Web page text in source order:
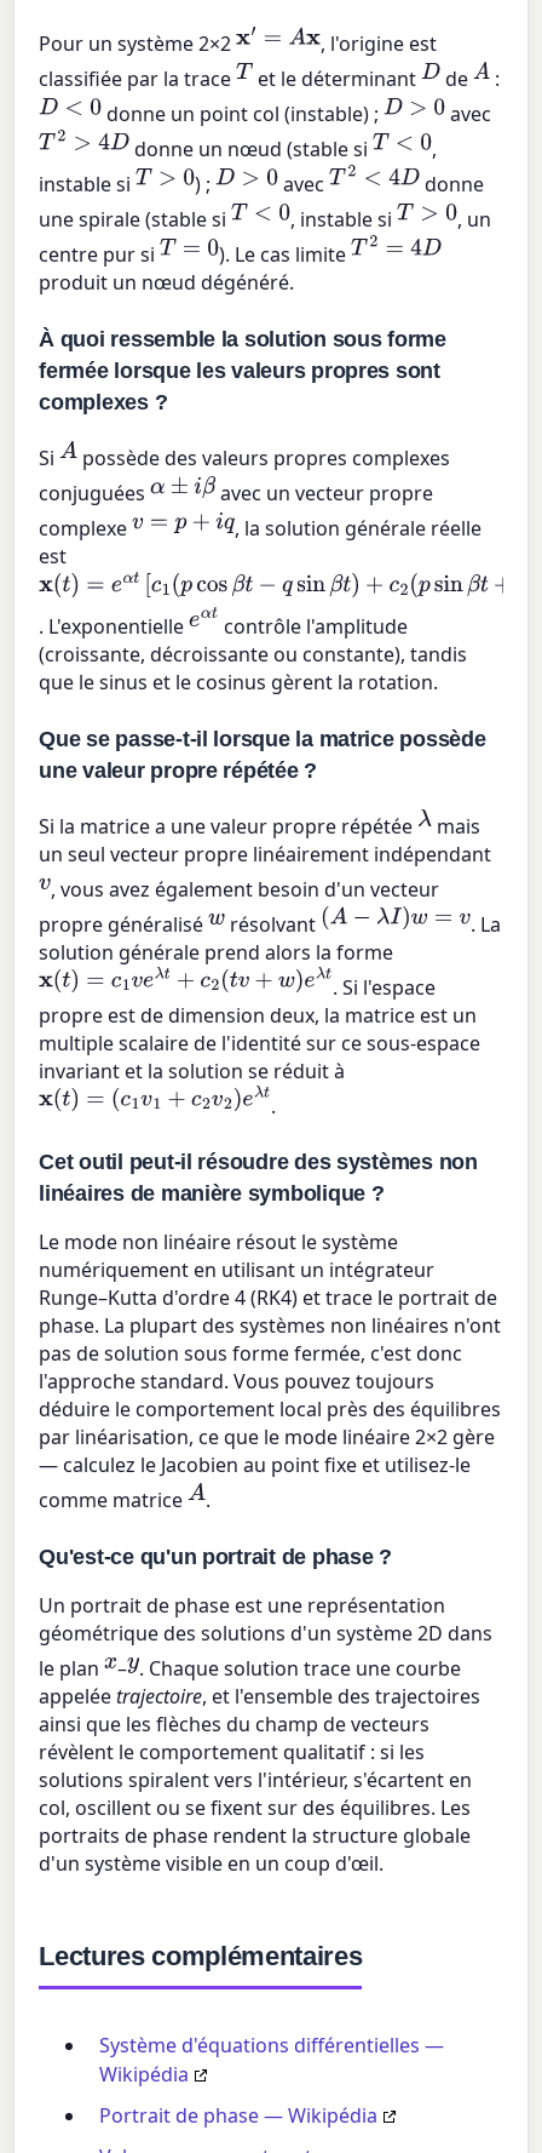
Pour un système 2×2x′= Ax
, l'origine est
classifiée par la traceT et le déterminantDdeA :
D< 0 donne un point col (instable) ; D> 0
avec
T2> 4D donne un nœud (stable si T< 0
,
instable si T> 0 ) ;D> 0 avec T2< 4D
donne
une spirale (stable si T< 0 , instable si T> 0
, un
centre pur si T= 0 ). Le cas limite T2= 4D
produit un nœud dégénéré.
À quoi ressemble la solution sous forme
fermée lorsque les valeurs propres sont
complexes ?
SiA possède des valeurs propres complexes
conjuguéesα±iβ
avec un vecteur propre
complexev=p+iq
, la solution générale réelle
est
x(t)= eαt [c1( pcosβt−qsin βt) +c2(psinβt+ qcosβt)]
. L'exponentielleeαt contrôle l'amplitude
(croissante, décroissante ou constante), tandis
que le sinus et le cosinus gèrent la rotation.
Que se passe-t-il lorsque la matrice possède
une valeur propre répétée ?
Si la matrice a une valeur propre répétée λmais
un seul vecteur propre linéairement indépendant
v, vous avez également besoin d'un vecteur
propre généraliséw résolvant (A− λI) w=v
. La
solution générale prend alors la forme
x(t)= c1v eλt+c2( tv+w)eλt
. Si l'espace
propre est de dimension deux, la matrice est un
multiple scalaire de l'identité sur ce sous-espace
invariant et la solution se réduit à
x(t)= c1 v1+c2v 2)eλt .
Cet outil peut-il résoudre des systèmes non
linéaires de manière symbolique ?
Le mode non linéaire résout le système
numériquement en utilisant un intégrateur
Runge–Kutta d'ordre 4 (RK4) et trace le portrait de
phase. La plupart des systèmes non linéaires n'ont
pas de solution sous forme fermée, c'est donc
l'approche standard. Vous pouvez toujours
déduire le comportement local près des équilibres
par linéarisation, ce que le mode linéaire 2×2 gère
— calculez le Jacobien au point fixe et utilisez-le
comme matriceA .
Qu'est-ce qu'un portrait de phase ?
Un portrait de phase est une représentation
géométrique des solutions d'un système 2D dans
le planx–y. Chaque solution trace une courbe
appeléetrajectoire, et l'ensemble des trajectoires
ainsi que les flèches du champ de vecteurs
révèlent le comportement qualitatif : si les
solutions spiralent vers l'intérieur, s'écartent en
col, oscillent ou se fixent sur des équilibres. Les
portraits de phase rendent la structure globale
d'un système visible en un coup d'œil.
Lectures complémentaires
Système d'équations différentielles —
Wikipédia
Portrait de phase — Wikipédia